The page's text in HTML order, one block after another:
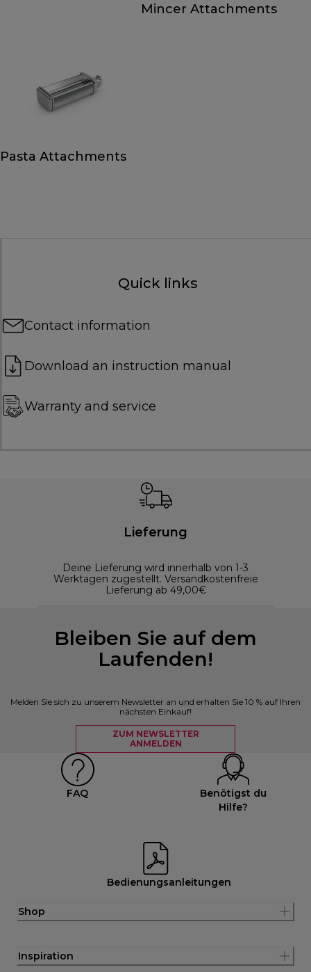
Mincer Attachments
Pasta Attachments
Quick links
Contact information
Download an instruction manual
Warranty and service
Lieferung
Deine Lieferung wird innerhalb von 1-3
Werktagen zugestellt. Versandkostenfreie
Lieferung ab 49,00€
Bleiben Sie auf dem
Laufenden!
Melden Sie sich zu unserem Newsletter an und erhalten Sie 10 % auf Ihren
nächsten Einkauf!
ZUM NEWSLETTER
ANMELDEN
FAQ
Benötigst du
Hilfe?
Bedienungsanleitungen
Shop
Inspiration